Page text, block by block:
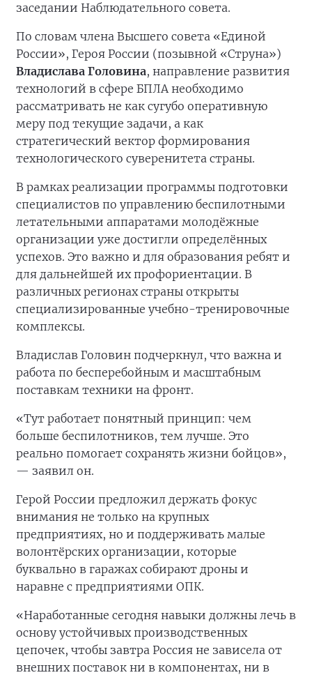
заседании Наблюдательного совета.
По словам члена Высшего совета «Единой
России», Героя России (позывной «Струна»)
Владислава Головина, направление развития
технологий в сфере БПЛА необходимо
рассматривать не как сугубо оперативную
меру под текущие задачи, а как
стратегический вектор формирования
технологического суверенитета страны.
В рамках реализации программы подготовки
специалистов по управлению беспилотными
летательными аппаратами молодёжные
организации уже достигли определённых
успехов. Это важно и для образования ребят и
для дальнейшей их профориентации. В
различных регионах страны открыты
специализированные учебно-тренировочные
комплексы.
Владислав Головин подчеркнул, что важна и
работа по бесперебойным и масштабным
поставкам техники на фронт.
«Тут работает понятный принцип: чем
больше беспилотников, тем лучше. Это
реально помогает сохранять жизни бойцов»,
— заявил он.
Герой России предложил держать фокус
внимания не только на крупных
предприятиях, но и поддерживать малые
волонтёрских организации, которые
буквально в гаражах собирают дроны и
наравне с предприятиями ОПК.
«Наработанные сегодня навыки должны лечь в
основу устойчивых производственных
цепочек, чтобы завтра Россия не зависела от
внешних поставок ни в компонентах, ни в